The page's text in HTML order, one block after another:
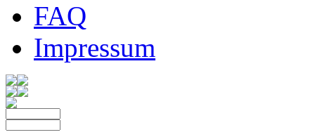
FAQ
Impressum